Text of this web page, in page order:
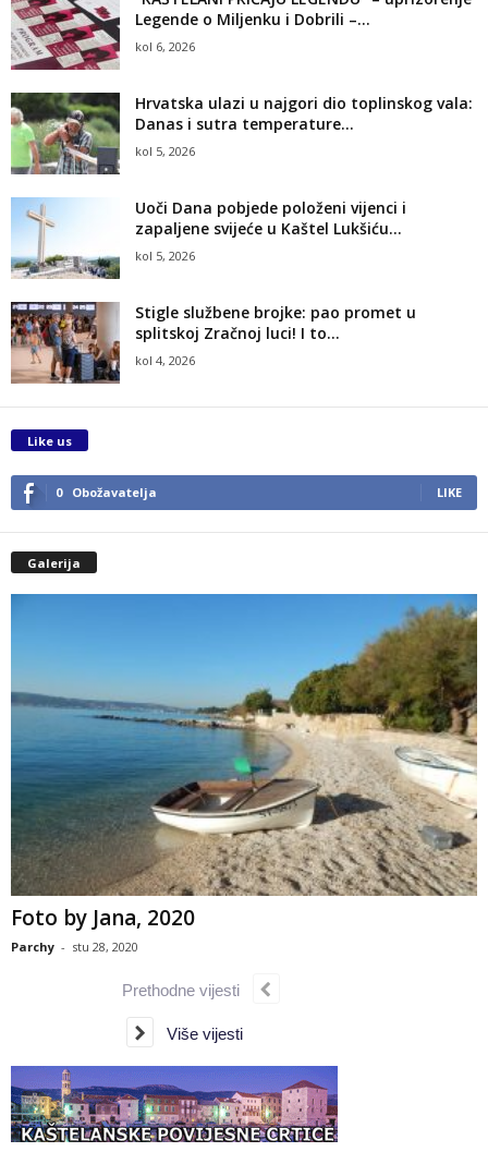
Legende o Miljenku i Dobrili –...
kol 6, 2026
Hrvatska ulazi u najgori dio toplinskog vala:
Danas i sutra temperature...
kol 5, 2026
Uoči Dana pobjede položeni vijenci i
zapaljene svijeće u Kaštel Lukšiću...
kol 5, 2026
Stigle službene brojke: pao promet u
splitskoj Zračnoj luci! I to...
kol 4, 2026
Like us
0 Obožavatelja LIKE
Galerija
Foto by Jana, 2020
Parchy - stu 28, 2020
Prethodne vijesti
Više vijesti